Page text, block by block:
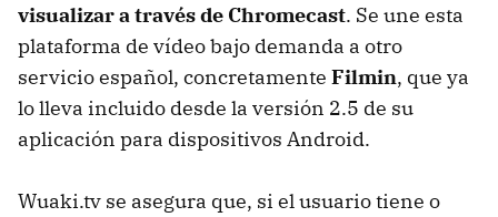
visualizar a través de Chromecast. Se une esta
plataforma de vídeo bajo demanda a otro
servicio español, concretamente Filmin, que ya
lo lleva incluido desde la versión 2.5 de su
aplicación para dispositivos Android.
Wuaki.tv se asegura que, si el usuario tiene o